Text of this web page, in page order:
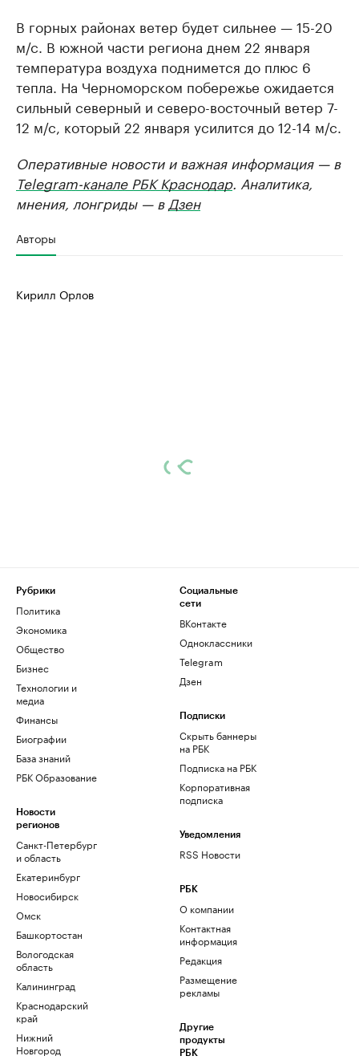
В горных районах ветер будет сильнее — 15-20
м/с. В южной части региона днем 22 января
температура воздуха поднимется до плюс 6
тепла. На Черноморском побережье ожидается
сильный северный и северо-восточный ветер 7-
12 м/с, который 22 января усилится до 12-14 м/с.
Оперативные новости и важная информация — в
Telegram-канале РБК Краснодар. Аналитика,
мнения, лонгриды — в Дзен
Авторы
Кирилл Орлов
Рубрики
Политика
Экономика
Общество
Бизнес
Технологии и
медиа
Финансы
Биографии
База знаний
РБК Образование
Новости
регионов
Санкт-Петербург
и область
Екатеринбург
Новосибирск
Омск
Башкортостан
Вологодская
область
Калининград
Краснодарский
край
Нижний
Новгород
Социальные
сети
ВКонтакте
Одноклассники
Telegram
Дзен
Подписки
Скрыть баннеры
на РБК
Подписка на РБК
Корпоративная
подписка
Уведомления
RSS Новости
РБК
О компании
Контактная
информация
Редакция
Размещение
рекламы
Другие
продукты
РБК